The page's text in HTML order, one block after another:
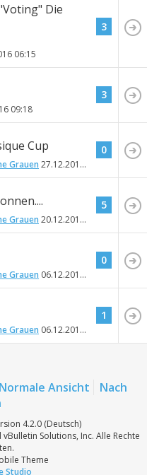
Die
06:15
3
09:18
3
Cup
Grauen 27.12.2015
0
Grauen 20.12.2015
5
Grauen 06.12.2015
0
Grauen 06.12.2015
1
Normale Ansicht
Nach
4.2.0 (Deutsch)
Solutions, Inc. Alle Rechte
Theme
Studio